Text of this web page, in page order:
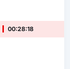
00:28:16